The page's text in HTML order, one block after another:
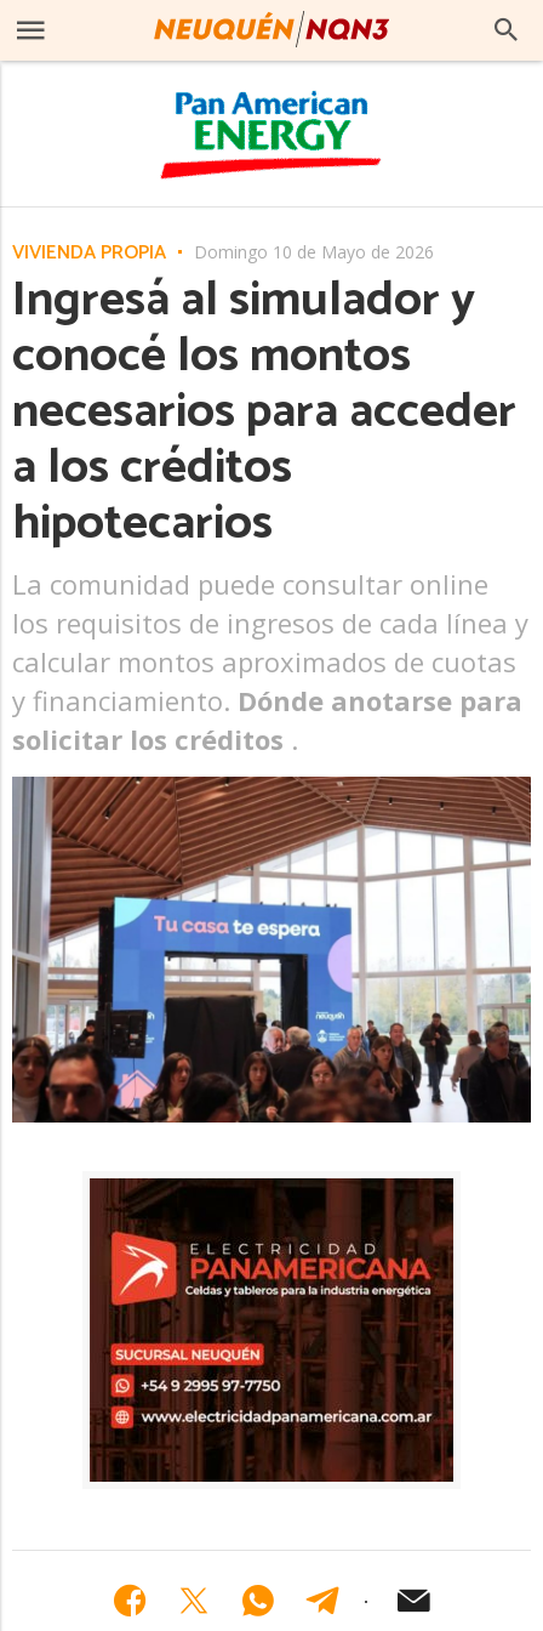
VIVIENDA PROPIA Domingo 10 de Mayo de 2026
Ingresá al simulador y
conocé los montos
necesarios para acceder
a los créditos
hipotecarios
La comunidad puede consultar online
los requisitos de ingresos de cada línea y
calcular montos aproximados de cuotas
y financiamiento. Dónde anotarse para
solicitar los créditos .